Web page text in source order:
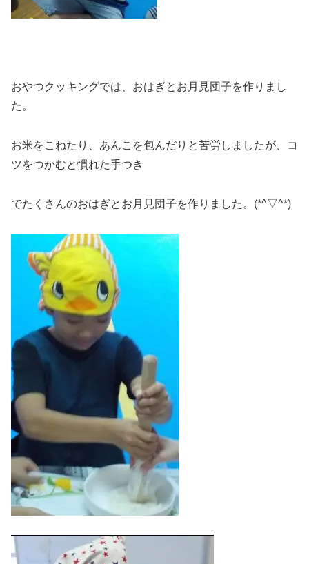
おやつクッキングでは、おはぎとお月見団子を作りまし
た。
お米をこねたり、あんこを包んだりと苦労しましたが、コ
ツをつかむと慣れた手つき
でたくさんのおはぎとお月見団子を作りました。(*^▽^*)